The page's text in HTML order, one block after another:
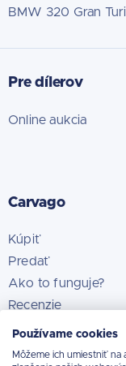
BMW 320 Gran
Carvago
Kúpiť
Predať
Ako to funguje?
Recenzie
Pre dílerov
Online aukcia
Používame cookies
Môžeme ich umiestniť na